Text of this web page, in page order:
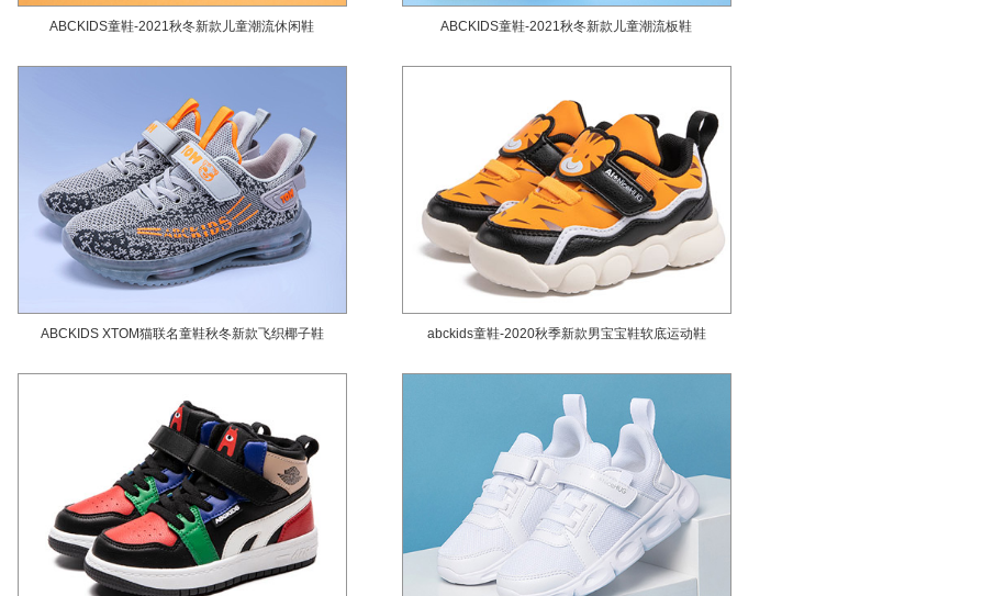
ABCKIDS童鞋-2021秋冬新款儿童潮流休闲鞋 ABCKIDS童鞋-2021秋冬新款儿童潮流板鞋
ABCKIDS XTOM猫联名童鞋秋冬新款飞织椰子鞋 abckids童鞋-2020秋季新款男宝宝鞋软底运动鞋